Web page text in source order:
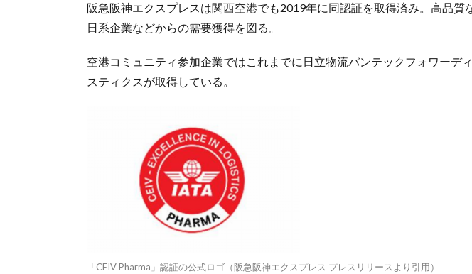
阪急阪神エクスプレスは関西空港でも2019年に同認証を取得済み。高品質
日系企業などからの需要獲得を図る。
空港コミュニティ参加企業ではこれまでに日立物流バンテックフォワーデ
スティクスが取得している。
「CEIV Pharma」認証の公式ロゴ（阪急阪神エクスプレス プレスリリースより引用）